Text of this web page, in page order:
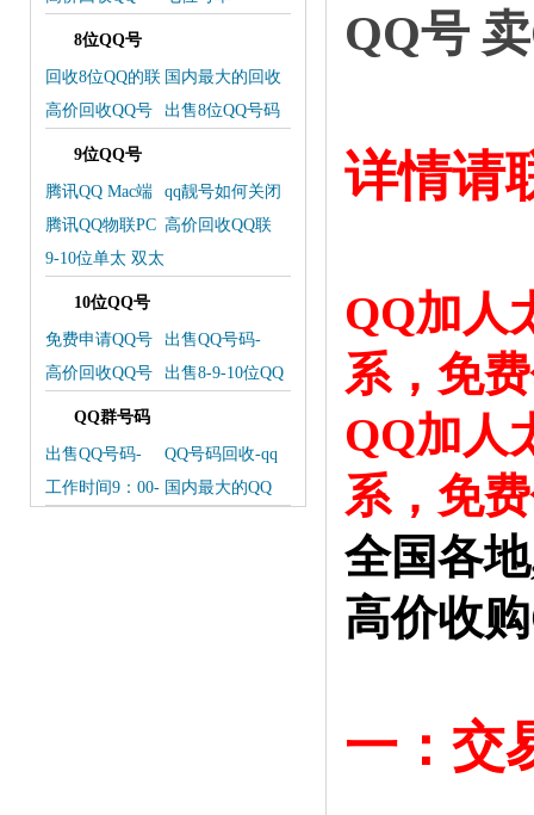
8位QQ号
回收8位QQ的联
系方式
国内最大的回收
QQ，卖QQ交易
平台
高价回收QQ号
码
出售8位QQ号码
欢迎选购
9位QQ号
腾讯QQ Mac端
更新
qq靓号如何关闭
靓号
腾讯QQ物联PC
端服务将下架
高价回收QQ联
9-10位单太 双太
三太 皇冠
10位QQ号
免费申请QQ号
常见问题解答
出售QQ号码-
QQ号码买卖
高价回收QQ号
码联系微信
出售8-9-10位QQ
号码 联系我们
QQ群号码
出售QQ号码-
QQ号码交易平
台
QQ号码回收-qq
回收
工作时间9：00-
24：00
国内最大的QQ
号码交易平台
QQ号
详情请
QQ加人
系，免
QQ加人
系，免
全国各
高价收
一：交